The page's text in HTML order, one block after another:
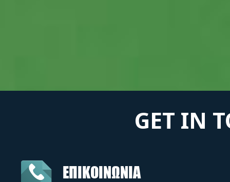
GET IN
ΕΠΙΚΟΙΝΩΝΙΑ